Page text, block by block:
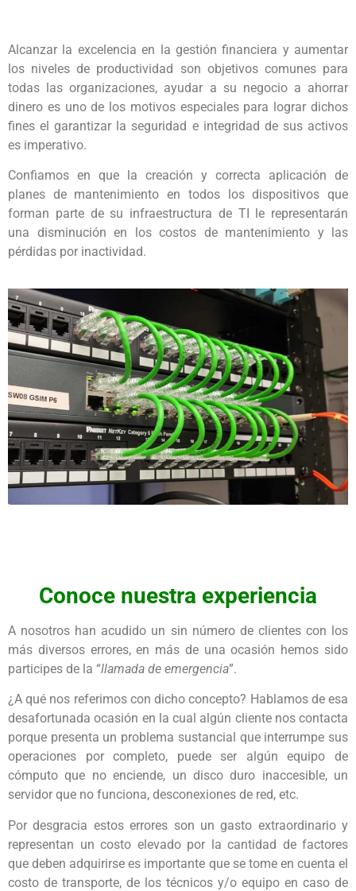
Alcanzar la excelencia en la gestión financiera y aumentar
los niveles de productividad son objetivos comunes para
todas las organizaciones, ayudar a su negocio a ahorrar
dinero es uno de los motivos especiales para lograr dichos
fines el garantizar la seguridad e integridad de sus activos
es imperativo.
Confiamos en que la creación y correcta aplicación de
planes de mantenimiento en todos los dispositivos que
forman parte de su infraestructura de TI le representarán
una disminución en los costos de mantenimiento y las
pérdidas por inactividad.
Conoce nuestra experiencia
A nosotros han acudido un sin número de clientes con los
más diversos errores, en más de una ocasión hemos sido
participes de la “llamada de emergencia”.
¿A qué nos referimos con dicho concepto? Hablamos de esa
desafortunada ocasión en la cual algún cliente nos contacta
porque presenta un problema sustancial que interrumpe sus
operaciones por completo, puede ser algún equipo de
cómputo que no enciende, un disco duro inaccesible, un
servidor que no funciona, desconexiones de red, etc.
Por desgracia estos errores son un gasto extraordinario y
representan un costo elevado por la cantidad de factores
que deben adquirirse es importante que se tome en cuenta el
costo de transporte, de los técnicos y/o equipo en caso de